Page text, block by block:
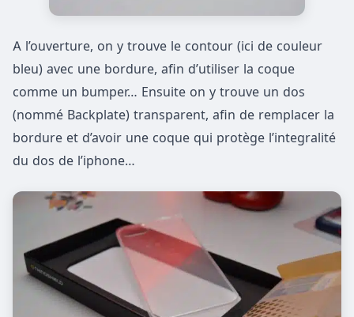
A l’ouverture, on y trouve le contour (ici de couleur
bleu) avec une bordure, afin d’utiliser la coque
comme un bumper… Ensuite on y trouve un dos
(nommé Backplate) transparent, afin de remplacer la
bordure et d’avoir une coque qui protège l’integralité
du dos de l’iphone…